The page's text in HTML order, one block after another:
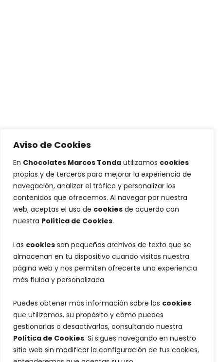
Aviso de Cookies
En Chocolates Marcos Tonda utilizamos cookies
propias y de terceros para mejorar la experiencia de
navegación, analizar el tráfico y personalizar los
contenidos que ofrecemos. Al navegar por nuestra
web, aceptas el uso de cookies de acuerdo con
nuestra Política de Cookies.
Las cookies son pequeños archivos de texto que se
almacenan en tu dispositivo cuando visitas nuestra
página web y nos permiten ofrecerte una experiencia
más fluida y personalizada.
Puedes obtener más información sobre las cookies
que utilizamos, su propósito y cómo puedes
gestionarlas o desactivarlas, consultando nuestra
Política de Cookies. Si sigues navegando en nuestro
sitio web sin modificar la configuración de tus cookies,